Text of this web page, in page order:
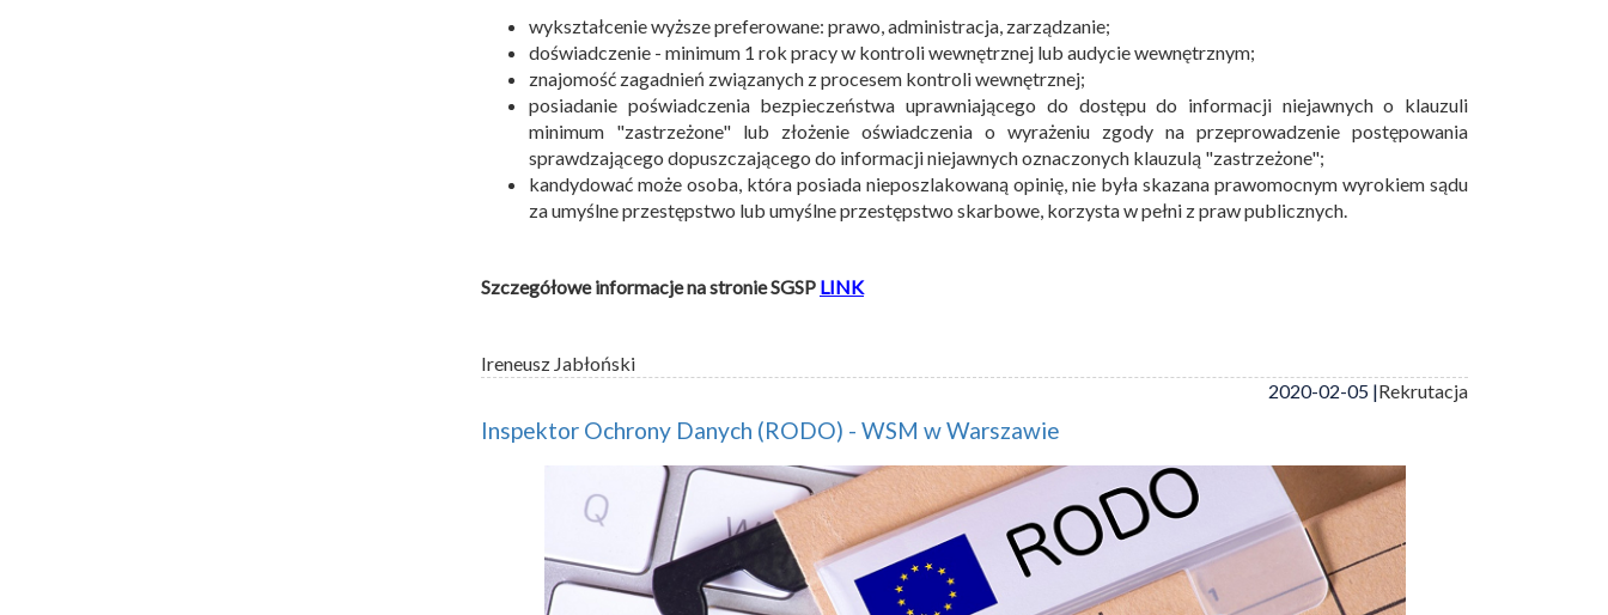
wykształcenie wyższe preferowane: prawo, administracja, zarządzanie;
doświadczenie - minimum 1 rok pracy w kontroli wewnętrznej lub audycie wewnętrznym;
znajomość zagadnień związanych z procesem kontroli wewnętrznej;
posiadanie poświadczenia bezpieczeństwa uprawniającego do dostępu do informacji niejawnych o klauzuli
minimum "zastrzeżone" lub złożenie oświadczenia o wyrażeniu zgody na przeprowadzenie postępowania
sprawdzającego dopuszczającego do informacji niejawnych oznaczonych klauzulą "zastrzeżone";
kandydować może osoba, która posiada nieposzlakowaną opinię, nie była skazana prawomocnym wyrokiem sądu
za umyślne przestępstwo lub umyślne przestępstwo skarbowe, korzysta w pełni z praw publicznych.
Szczegółowe informacje na stronie SGSP LINK
Ireneusz Jabłoński
2020-02-05 |Rekrutacja
Inspektor Ochrony Danych (RODO) - WSM w Warszawie